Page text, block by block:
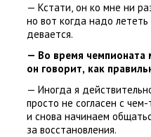
— Кстати, он ко мне ни
но вот когда надо
девается.
— Во время чемпионата
он говорит, как
— Иногда я
просто не согласен с
и снова начинаем
за восстановления.